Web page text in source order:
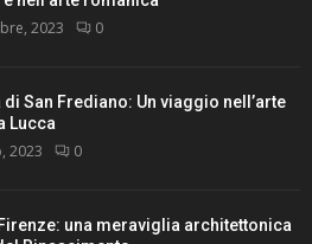
2023 0
di San Frediano: Un viaggio nell’arte
Lucca
2023 0
una meraviglia architettonica